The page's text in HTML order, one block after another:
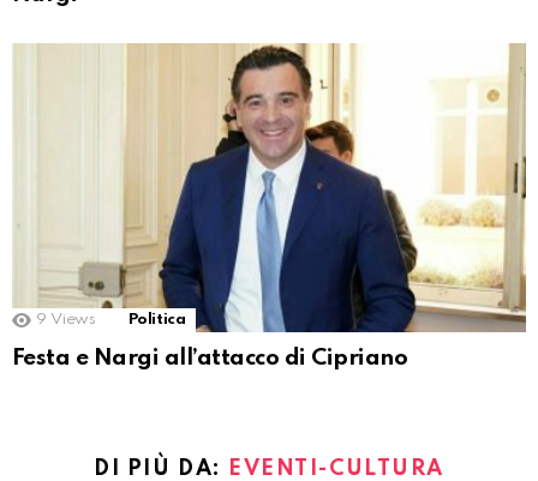
9 Views Politica
Festa e Nargi all’attacco di Cipriano
DI PIÙ DA: EVENTI-CULTURA